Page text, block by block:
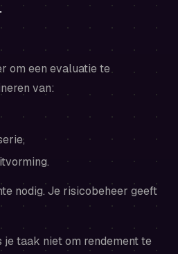
om een evaluatie te
van:
nodig. Je risicobeheer geeft
je taak niet om rendement te